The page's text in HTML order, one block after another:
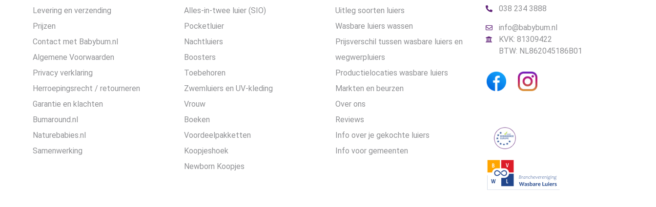
Levering en verzending
Prijzen
Contact met Babybum.nl
Algemene Voorwaarden
Privacy verklaring
Herroepingsrecht / retourneren
Garantie en klachten
Bumaround.nl
Naturebabies.nl
Samenwerking
Alles-in-twee luier (SIO)
Pocketluier
Nachtluiers
Boosters
Toebehoren
Zwemluiers en UV-kleding
Vrouw
Boeken
Voordeelpakketten
Koopjeshoek
Newborn Koopjes
Uitleg soorten luiers
Wasbare luiers wassen
Prijsverschil tussen wasbare luiers en
wegwerpluiers
Productielocaties wasbare luiers
Markten en beurzen
Over ons
Reviews
Info over je gekochte luiers
Info voor gemeenten
038 234 3888
info@babybum.nl
KVK: 81309422
BTW: NL862045186B01